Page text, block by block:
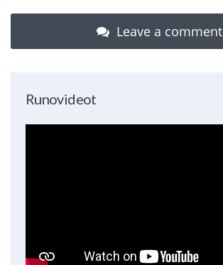
Leave a comment
Runovideot